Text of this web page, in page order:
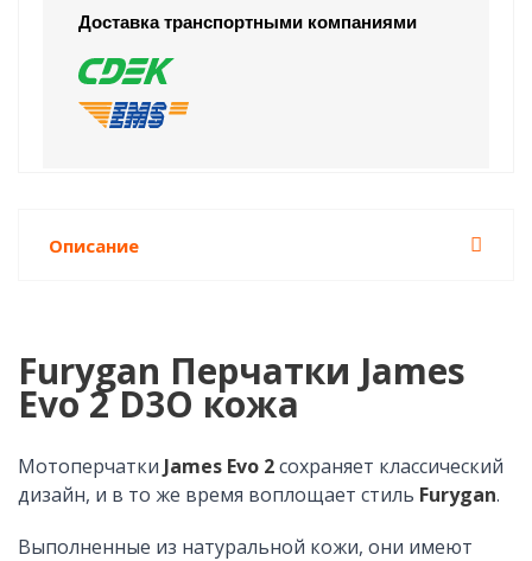
Доставка транспортными компаниями
Описание
Furygan Перчатки James
Evo 2 D3O кожа
Мотоперчатки James Evo 2сохраняет классический
дизайн, и в то же время воплощает стиль Furygan.
Выполненные из натуральной кожи, они имеют